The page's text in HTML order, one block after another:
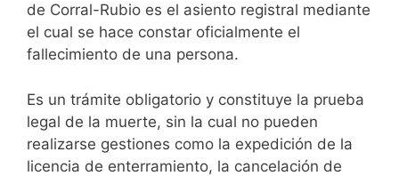
de Corral-Rubio es el asiento registral mediante
el cual se hace constar oficialmente el
fallecimiento de una persona.
Es un trámite obligatorio y constituye la prueba
legal de la muerte, sin la cual no pueden
realizarse gestiones como la expedición de la
licencia de enterramiento, la cancelación de